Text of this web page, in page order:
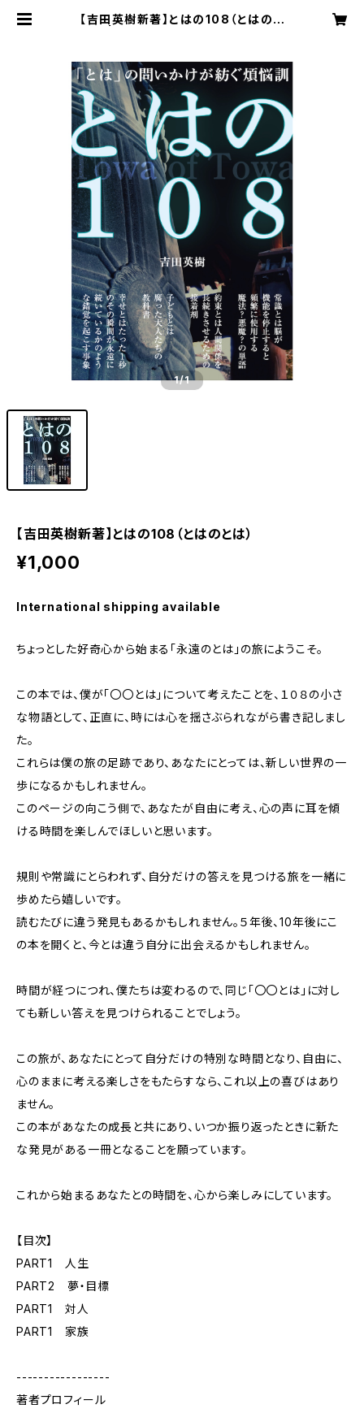
【吉田英樹新著】とはの108（とはのと
1/1
【吉田英樹新著】とはの108（とはのとは）
¥1,000
International shipping available
ちょっとした好奇心から始まる「永遠のとは」の旅にようこそ。
この本では、僕が「〇〇とは」について考えたことを、１０８の小さ
な物語として、正直に、時には心を揺さぶられながら書き記しまし
た。
これらは僕の旅の足跡であり、あなたにとっては、新しい世界の一
歩になるかもしれません。
このページの向こう側で、あなたが自由に考え、心の声に耳を傾
ける時間を楽しんでほしいと思います。
規則や常識にとらわれず、自分だけの答えを見つける旅を一緒に
歩めたら嬉しいです。
読むたびに違う発見もあるかもしれません。５年後、10年後にこ
の本を開くと、今とは違う自分に出会えるかもしれません。
時間が経つにつれ、僕たちは変わるので、同じ「〇〇とは」に対し
ても新しい答えを見つけられることでしょう。
この旅が、あなたにとって自分だけの特別な時間となり、自由に、
心のままに考える楽しさをもたらすなら、これ以上の喜びはあり
ません。
この本があなたの成長と共にあり、いつか振り返ったときに新た
な発見がある一冊となることを願っています。
これから始まるあなたとの時間を、心から楽しみにしています。
【目次】
PART1 人生
PART2 夢・目標
PART1 対人
PART1 家族
-----------------
著者プロフィール